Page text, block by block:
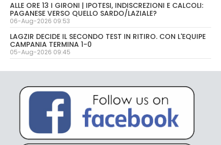
ALLE ORE 13 I GIRONI | IPOTESI, INDISCREZIONI E CALCOLI:
PAGANESE VERSO QUELLO SARDO/LAZIALE?
06-Aug-2026 09:53
LAGZIR DECIDE IL SECONDO TEST IN RITIRO. CON L'EQUIPE
CAMPANIA TERMINA 1-0
05-Aug-2026 09:45